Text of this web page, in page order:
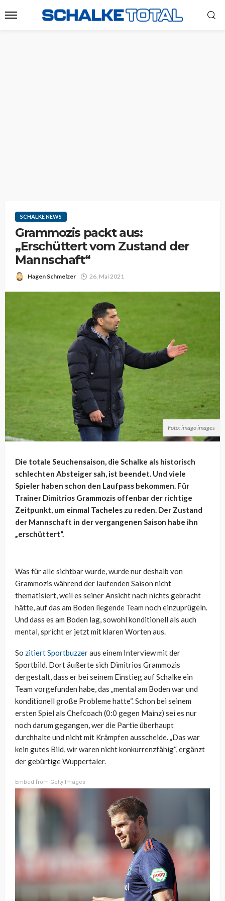
SCHALKE NEWS
Grammozis packt aus:
„Erschüttert vom Zustand der
Mannschaft“
Hagen Schmelzer 26. Mai 2021
Foto: imago images
Die totale Seuchensaison, die Schalke als historisch
schlechten Absteiger sah, ist beendet. Und viele
Spieler haben schon den Laufpass bekommen. Für
Trainer Dimitrios Grammozis offenbar der richtige
Zeitpunkt, um einmal Tacheles zu reden. Der Zustand
der Mannschaft in der vergangenen Saison habe ihn
„erschüttert“.
Was für alle sichtbar wurde, wurde nur deshalb von
Grammozis während der laufenden Saison nicht
thematisiert, weil es seiner Ansicht nach nichts gebracht
hätte, auf das am Boden liegende Team noch einzuprügeln.
Und dass es am Boden lag, sowohl konditionell als auch
mental, spricht er jetzt mit klaren Worten aus.
So zitiert Sportbuzzeraus einem Interview mit der
Sportbild. Dort äußerte sich Dimitrios Grammozis
dergestalt, dass er bei seinem Einstieg auf Schalke ein
Team vorgefunden habe, das „mental am Boden war und
konditionell große Probleme hatte“. Schon bei seinem
ersten Spiel als Chefcoach (0:0 gegen Mainz) sei es nur
noch darum gegangen, wer die Partie überhaupt
durchhalte und nicht mit Krämpfen ausscheide. „Das war
kein gutes Bild, wir waren nicht konkurrenzfähig“, ergänzt
der gebürtige Wuppertaler.
Embed from Getty Images